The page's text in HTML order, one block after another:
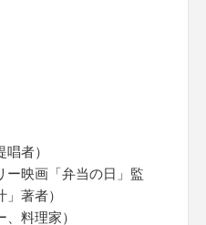
者）
ー映画「弁当の日」監
著者）
料理家）